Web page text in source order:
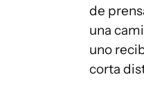
de
una
uno
corta